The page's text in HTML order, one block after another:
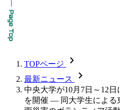
TOPページ chevron_forward
最新ニュース chevron_forward
中央大学が10月7日～12日
を開催 — 同大学生による